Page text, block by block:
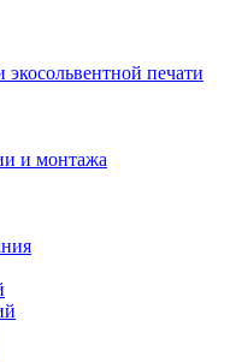
печати
и монтажа